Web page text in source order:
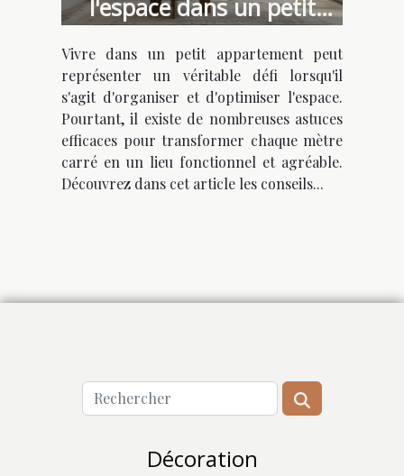
l'espace dans un petit
appartement
Vivre dans un petit appartement peut
représenter un véritable défi lorsqu'il
s'agit d'organiser et d'optimiser l'espace.
Pourtant, il existe de nombreuses astuces
efficaces pour transformer chaque mètre
carré en un lieu fonctionnel et agréable.
Découvrez dans cet article les conseils...
Décoration